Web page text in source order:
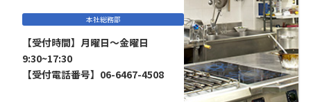
本社総務部
【受付時間】月曜日～金曜日
9:30~17:30
【受付電話番号】06-6467-4508